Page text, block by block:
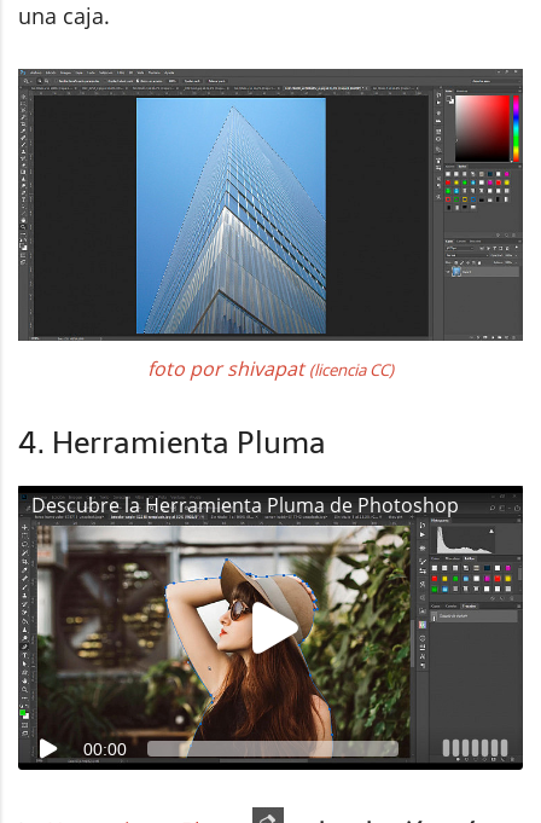
una caja.
foto por shivapat(licencia CC)
4. Herramienta Pluma
Descubre la Herramienta Pluma de Photoshop
00:00